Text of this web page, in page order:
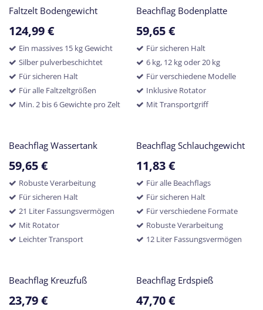
Faltzelt Bodengewicht
124,99€
Ein massives 15 kg Gewicht
Silber pulverbeschichtet
Für sicheren Halt
Für alle Faltzeltgrößen
Min. 2 bis 6 Gewichte pro Zelt
Beachflag Bodenplatte
59,65€
Für sicheren Halt
6 kg, 12 kg oder 20 kg
Für verschiedene Modelle
Inklusive Rotator
Mit Transportgriff
Beachflag Wassertank
59,65€
Robuste Verarbeitung
Für sicheren Halt
21 Liter Fassungsvermögen
Mit Rotator
Leichter Transport
Beachflag Schlauchgewicht
11,83€
Für alle Beachflags
Für sicheren Halt
Für verschiedene Formate
Robuste Verarbeitung
12 Liter Fassungsvermögen
Beachflag Kreuzfuß
23,79€
Beachflag Erdspieß
47,70€